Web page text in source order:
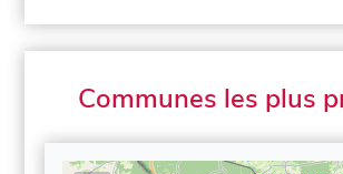
Communes les plus